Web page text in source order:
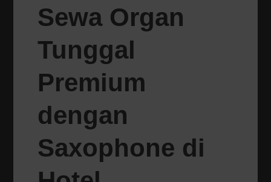
Sewa Organ
Tunggal
Premium
dengan
Saxophone di